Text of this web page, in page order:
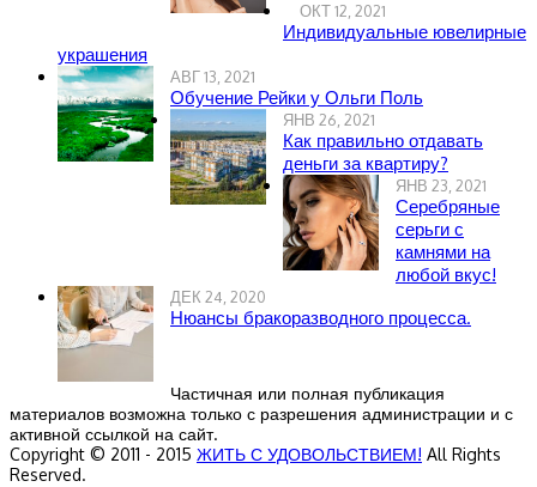
ОКТ 12, 2021
Индивидуальные ювелирные
украшения
АВГ 13, 2021
Обучение Рейки у Ольги Поль
ЯНВ 26, 2021
Как правильно отдавать
деньги за квартиру?
ЯНВ 23, 2021
Серебряные
серьги с
камнями на
любой вкус!
ДЕК 24, 2020
Нюансы бракоразводного процесса.
Частичная или полная публикация
материалов возможна только с разрешения администрации и с
активной ссылкой на сайт.
Copyright © 2011 - 2015 ЖИТЬ С УДОВОЛЬСТВИЕМ! All Rights
Reserved.